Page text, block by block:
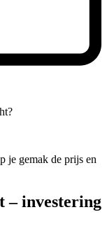
je gemak de prijs en
– investering